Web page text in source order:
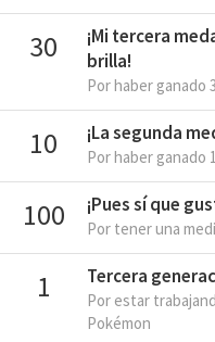
30
¡Mi tercera
brilla!
Por haber ganado
10 ¡La segunda
Por haber ganado
100 ¡Pues sí que
Por tener una
1 Tercera
Por estar
Pokémon